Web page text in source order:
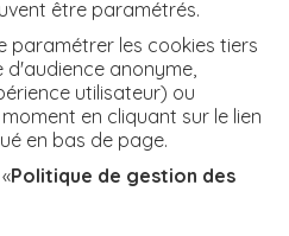
être paramétrés.
paramétrer les cookies tiers
d'audience anonyme,
utilisateur) ou
en cliquant sur le lien
en bas de page.
Politique de gestion des
instagram youtube